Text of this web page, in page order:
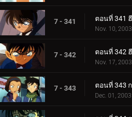
7 - 341
Nov. 10, 2003
7 - 342
Nov. 17, 2003
7 - 343
Dec. 01, 2003